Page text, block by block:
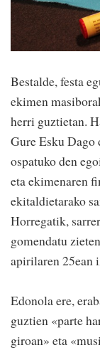
Bestalde, festa
ekimen
herri guztietan.
Gure Esku Dago
ospatuko den
eta ekimenaren
ekitaldietarako
Horregatik,
gomendatu
apirilaren 25ean
Edonola ere,
guztien «parte
giroan» eta